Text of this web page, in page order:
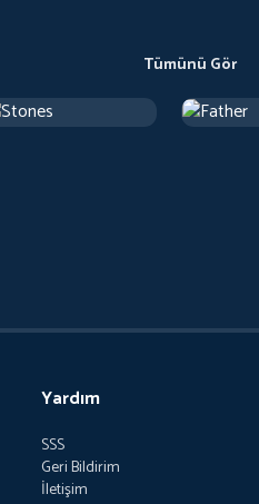
Tümünü Gör
Yardım
SSS
Geri Bildirim
İletişim